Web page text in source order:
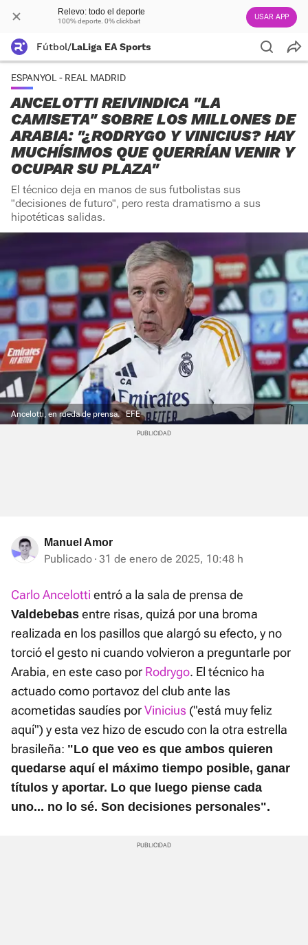
Relevo: todo el deporte
100% deporte. 0% clickbait USAR APP
Fútbol/LaLiga EA Sports
ESPANYOL - REAL MADRID
ANCELOTTI REIVINDICA "LA
CAMISETA" SOBRE LOS MILLONES DE
ARABIA: "¿RODRYGO Y VINICIUS? HAY
MUCHÍSIMOS QUE QUERRÍAN VENIR Y
OCUPAR SU PLAZA"
El técnico deja en manos de sus futbolistas sus
"decisiones de futuro", pero resta dramatismo a sus
hipotéticas salidas.
Ancelotti, en rueda de prensa. EFE
Manuel Amor
Publicado 31 de enero de 2025, 10:48 h
Carlo Ancelotti entró a la sala de prensa de
Valdebebas entre risas, quizá por una broma
realizada en los pasillos que alargó su efecto, y no
torció el gesto ni cuando volvieron a preguntarle por
Arabia, en este caso por Rodrygo. El técnico ha
actuado como portavoz del club ante las
acometidas saudíes porVinicius ("está muy feliz
aquí") y esta vez hizo de escudo con la otra estrella
brasileña: "Lo que veo es que ambos quieren
quedarse aquí el máximo tiempo posible, ganar
títulos y aportar. Lo que luego piense cada
uno... no lo sé. Son decisiones personales".